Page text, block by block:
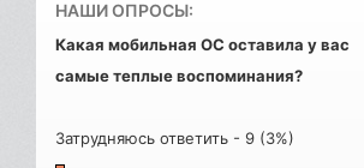
НАШИ ОПРОСЫ:
Какая мобильная ОС оставила у вас
самые теплые воспоминания?
Затрудняюсь ответить - 9 (3%)